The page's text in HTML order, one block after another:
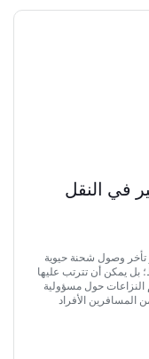
في النقل
وصول شحنة حيوية
بل يمكن أن تترتب عليها
النزاعات حول مسؤولية
المسافرين الأفراد